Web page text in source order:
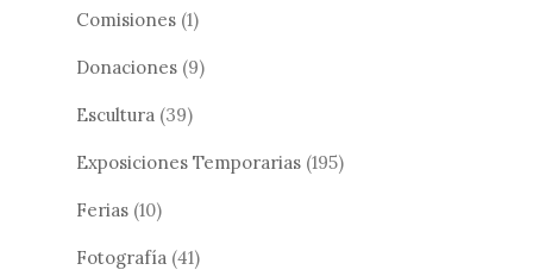
Comisiones (1)
Donaciones (9)
Escultura (39)
Exposiciones Temporarias (195)
Ferias (10)
Fotografía (41)